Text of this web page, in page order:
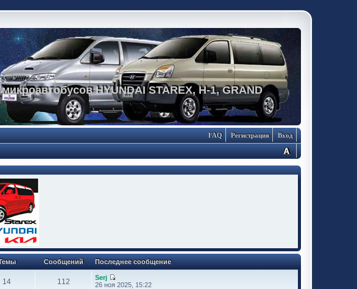
HYUNDAI STAREX, H-1, GRAND
Вход
Регистрация
FAQ
Сообщений Последнее сообщение
14 112
Serj
26 ноя 2025, 15:22